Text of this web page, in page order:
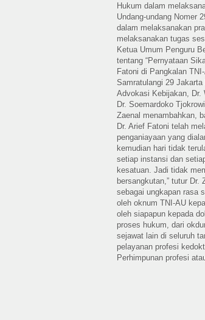
Hukum dalam
Undang-undang Nomer
dalam melaksanakan
melaksanakan tugas
Ketua Umum Penguru
tentang “Pernyataan
Fatoni di Pangkalan
Samratulangi 29
Advokasi Kebijakan, Dr.
Dr. Soemardoko
Zaenal menambahkan,
Dr. Arief Fatoni telah
penganiayaan yang
kemudian hari tidak
setiap instansi dan
kesatuan. Jadi tidak
bersangkutan,” tutur
sebagai ungkapan rasa
oleh oknum TNI-AU
oleh siapapun kepada
proses hukum, dari
sejawat lain di seluruh
pelayanan profesi
Perhimpunan profesi